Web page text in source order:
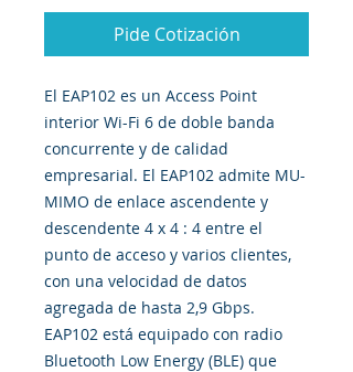
Pide Cotización
El EAP102 es un Access Point
interior Wi-Fi 6 de doble banda
concurrente y de calidad
empresarial. El EAP102 admite MU-
MIMO de enlace ascendente y
descendente 4 x 4 : 4 entre el
punto de acceso y varios clientes,
con una velocidad de datos
agregada de hasta 2,9 Gbps.
EAP102 está equipado con radio
Bluetooth Low Energy (BLE) que